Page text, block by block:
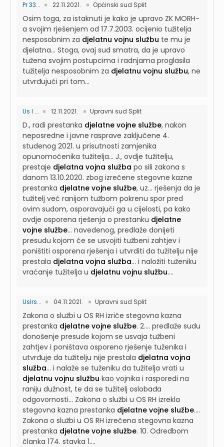
Pr 33... 22.11.2021. Općinski sud Split
Osim toga, za istaknuti je kako je upravo ZK MORH-
a svojim rješenjem od 17.7.2003. ocijenio tužitelja
nesposobnim za djelatnu vojnu službu te mu je
djelatna... Stoga, ovaj sud smatra, da je upravo
tužena svojim postupcima i radnjama proglasila
tužitelja nesposobnim za djelatnu vojnu službu, ne
utvrđujući pri tom...
Us I ... 12.11.2021. Upravni sud Split
D., radi prestanka djelatne vojne službe, nakon
neposredne i javne rasprave zaključene 4.
studenog 2021. u prisutnosti zamjenika
opunomoćenika tužitelja... J., ovdje tužitelju,
prestaje djelatna vojna služba po sili zakona s
danom 13.10.2020. zbog izrečene stegovne kazne
prestanka djelatne vojne službe, uz... rješenja da je
tužitelj već ranijom tužbom pokrenu spor pred
ovim sudom, osporavajući ga u cijelosti, pa kako
ovdje osporena rješenja o prestanku djelatne
vojne službe... navedenog, predlaže donijeti
presudu kojom će se usvojiti tužbeni zahtjev i
poništiti osporena rješenja i utvrditi da tužitelju nije
prestala djelatna vojna služba... i naložiti tuženiku
vraćanje tužitelja u djelatnu vojnu službu....
UsIrs... 04.11.2021. Upravni sud Split
Zakona o službi u OS RH izriče stegovna kazna
prestanka djelatne vojne službe. 2.... predlaže sudu
donošenje presude kojom se usvaja tužbeni
zahtjev i poništava osporeno rješenje tuženika i
utvrđuje da tužitelju nije prestala djelatna vojna
služba... i nalaže se tuženiku da tužitelja vrati u
djelatnu vojnu službu kao vojnika i rasporedi na
raniju dužnost, te da se tužitelj oslobađa
odgovornosti... Zakona o službi u OS RH izrekla
stegovna kazna prestanka djelatne vojne službe....
Zakona o službi u OS RH izrečena stegovna kazna
prestanka djelatne vojne službe. 10. Odredbom
članka 174. stavka 1....